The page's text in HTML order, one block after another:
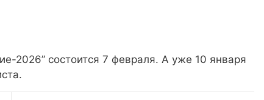
2026” состоится 7 февраля. А уже 10 января